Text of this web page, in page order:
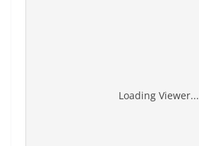
Loading Viewer...